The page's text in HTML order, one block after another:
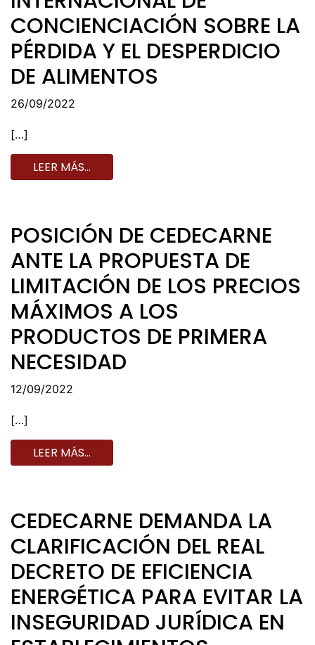
CONCIENCIACIÓN SOBRE LA
PÉRDIDA Y EL DESPERDICIO
DE ALIMENTOS
26/09/2022
[…]
LEER MÁS…
POSICIÓN DE CEDECARNE
ANTE LA PROPUESTA DE
LIMITACIÓN DE LOS PRECIOS
MÁXIMOS A LOS
PRODUCTOS DE PRIMERA
NECESIDAD
12/09/2022
[…]
LEER MÁS…
CEDECARNE DEMANDA LA
CLARIFICACIÓN DEL REAL
DECRETO DE EFICIENCIA
ENERGÉTICA PARA EVITAR LA
INSEGURIDAD JURÍDICA EN